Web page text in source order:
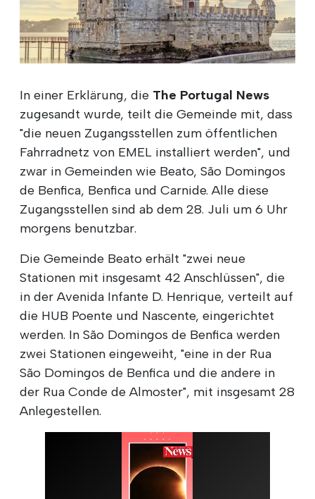
In einer Erklärung, die The Portugal News
zugesandt wurde, teilt die Gemeinde mit, dass
"die neuen Zugangsstellen zum öffentlichen
Fahrradnetz von EMEL installiert werden", und
zwar in Gemeinden wie Beato, São Domingos
de Benfica, Benfica und Carnide. Alle diese
Zugangsstellen sind ab dem 28. Juli um 6 Uhr
morgens benutzbar.
Die Gemeinde Beato erhält "zwei neue
Stationen mit insgesamt 42 Anschlüssen", die
in der Avenida Infante D. Henrique, verteilt auf
die HUB Poente und Nascente, eingerichtet
werden. In São Domingos de Benfica werden
zwei Stationen eingeweiht, "eine in der Rua
São Domingos de Benfica und die andere in
der Rua Conde de Almoster", mit insgesamt 28
Anlegestellen.